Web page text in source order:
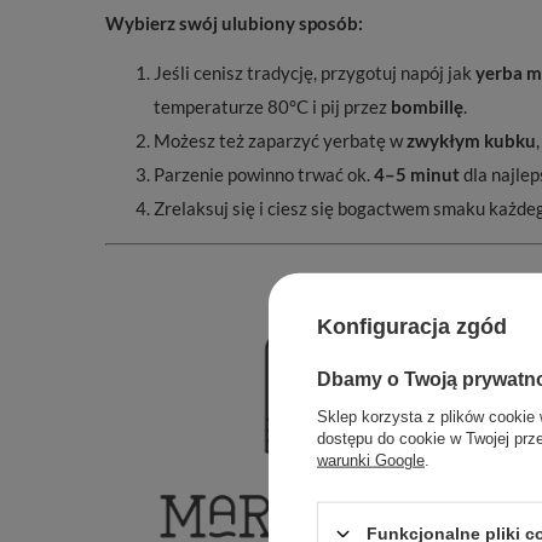
Wybierz swój ulubiony sposób:
Jeśli cenisz tradycję, przygotuj napój jak yerba
temperaturze 80°C i pij przez bombillę
Możesz też zaparzyć yerbatę wzwykłym kubku
Parzenie powinno trwać ok. 4–5 minutdla
Zrelaksuj się i ciesz się bogactwem smaku
Konfiguracja zgód
Dbamy o Twoją
Sklep korzysta z plików cookie
dostępu do cookie w Twojej
warunki Google
Funkcjonalne pliki